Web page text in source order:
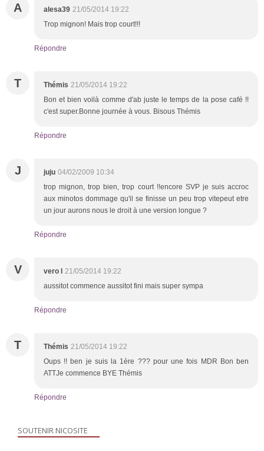
A alesa39 21/05/2014 19:22
Trop mignon! Mais trop court!!!
Répondre
T Thémis 21/05/2014 19:22
Bon et bien voilà comme d'ab juste le temps de la pose café !!
c'est super.Bonne journée à vous. Bisous Thémis
Répondre
J juju 04/02/2009 10:34
trop mignon, trop bien, trop court !!encore SVP je suis accroc
aux minotos dommage qu'il se finisse un peu trop vitepeut etre
un jour aurons nous le droit à une version longue ?
Répondre
V vero l 21/05/2014 19:22
aussitot commence aussitot fini mais super sympa
Répondre
T Thémis 21/05/2014 19:22
Oups !! ben je suis la 1ère ??? pour une fois MDR Bon ben
ATTJe commence BYE Thémis
Répondre
SOUTENIR NICOSITE